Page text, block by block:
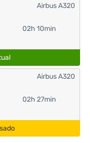
02h 10min
Airbus A320
02h 27min
Airbus A320